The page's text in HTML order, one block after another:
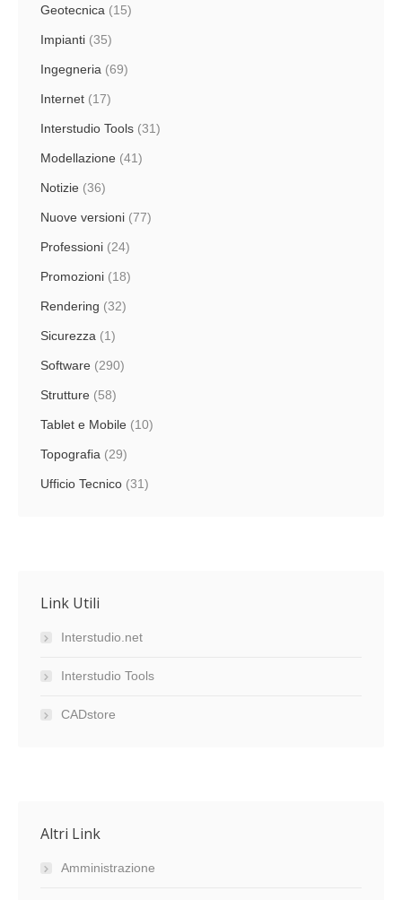
Geotecnica (15)
Impianti (35)
Ingegneria (69)
Internet (17)
Interstudio Tools (31)
Modellazione (41)
Notizie (36)
Nuove versioni (77)
Professioni (24)
Promozioni (18)
Rendering (32)
Sicurezza (1)
Software (290)
Strutture (58)
Tablet e Mobile (10)
Topografia (29)
Ufficio Tecnico (31)
Link Utili
Interstudio.net
Interstudio Tools
CADstore
Altri Link
Amministrazione